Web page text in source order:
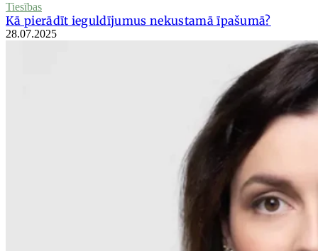
Tiesības
Kā pierādīt ieguldījumus nekustamā īpašumā?
28.07.2025